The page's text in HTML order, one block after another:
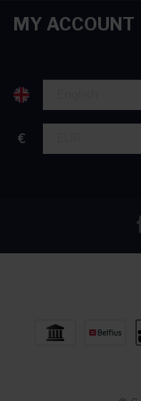
partners voor
verzameld op
MY ACCOUNT
€